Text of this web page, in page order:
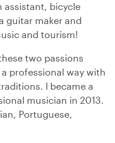
assistant, bicycle
guitar maker and
and tourism!
two passions
professional way with
I became a
musician in 2013.
Portuguese,